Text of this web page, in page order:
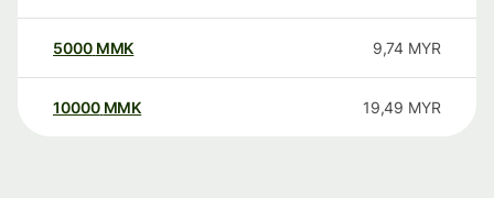
5000 MMK 9,74 MYR
10000 MMK 19,49 MYR